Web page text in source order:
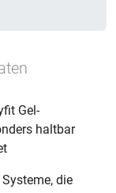
Gel-
haltbar
die